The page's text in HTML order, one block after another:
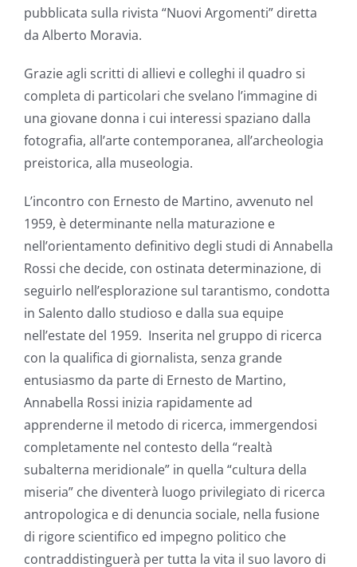
pubblicata sulla rivista “Nuovi Argomenti” diretta
da Alberto Moravia.
Grazie agli scritti di allievi e colleghi il quadro si
completa di particolari che svelano l’immagine di
una giovane donna i cui interessi spaziano dalla
fotografia, all’arte contemporanea, all’archeologia
preistorica, alla museologia.
L’incontro con Ernesto de Martino, avvenuto nel
1959, è determinante nella maturazione e
nell’orientamento definitivo degli studi di Annabella
Rossi che decide, con ostinata determinazione, di
seguirlo nell’esplorazione sul tarantismo, condotta
in Salento dallo studioso e dalla sua equipe
nell’estate del 1959. Inserita nel gruppo di ricerca
con la qualifica di giornalista, senza grande
entusiasmo da parte di Ernesto de Martino,
Annabella Rossi inizia rapidamente ad
apprenderne il metodo di ricerca, immergendosi
completamente nel contesto della “realtà
subalterna meridionale” in quella “cultura della
miseria” che diventerà luogo privilegiato di ricerca
antropologica e di denuncia sociale, nella fusione
di rigore scientifico ed impegno politico che
contraddistinguerà per tutta la vita il suo lavoro di